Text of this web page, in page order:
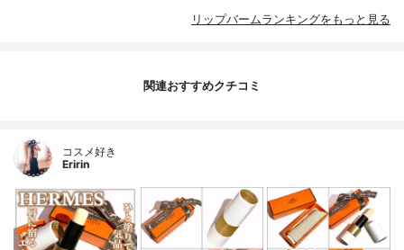
リップバームランキングをもっと見る
関連おすすめクチコミ
コスメ好き
Eririn